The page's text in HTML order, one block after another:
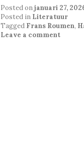
Posted onjanuari 27,
Posted in Literatuur
Tagged Frans Roumen,
Leave a comment